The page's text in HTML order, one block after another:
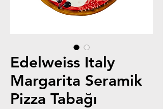
Edelweiss Italy
Margarita Seramik
Pizza Tabağı